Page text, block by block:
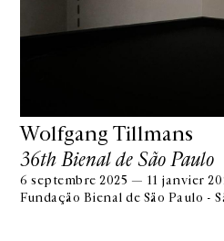
Wolfgang Tillmans
36th Bienal de São Paulo
6 septembre 2025 — 11 janvier
Fundação Bienal de São Paulo -